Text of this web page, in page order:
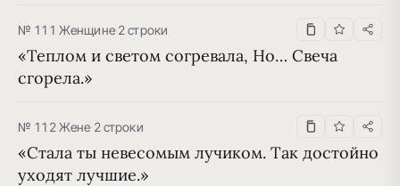
№ 111·Женщине·2 строки
«Теплом и светом согревала, Но… Свеча
сгорела.»
№ 112·Жене·2 строки
«Стала ты невесомым лучиком. Так достойно
уходят лучшие.»